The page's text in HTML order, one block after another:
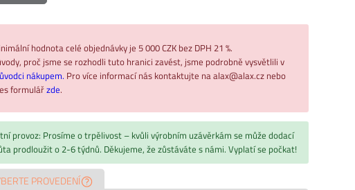
hodnota celé objednávky je 5 000 CZK bez DPH 21 %.
proč jsme se rozhodli tuto hranici zavést, jsme podrobně vysvětlili v
nákupem. Pro více informací nás kontaktujte na alax@alax.cz nebo
formulářzde.
provoz: Prosíme o trpělivost – kvůli výrobním uzávěrkám se může dodací
prodloužit o 2-6 týdnů. Děkujeme, že zůstáváte s námi. Vyplatí se počkat!
PROVEDENÍ